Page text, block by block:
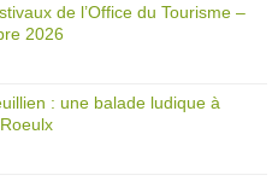
de l’Office du Tourisme –
2026
: une balade ludique à